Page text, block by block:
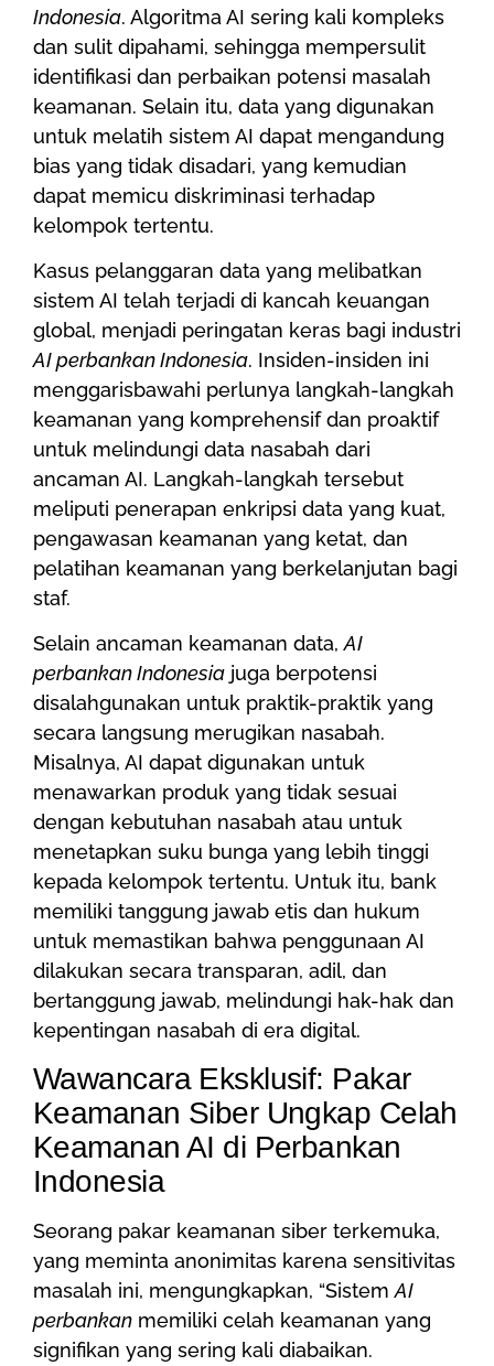
Indonesia. Algoritma AI sering kali kompleks
dan sulit dipahami, sehingga mempersulit
identifikasi dan perbaikan potensi masalah
keamanan. Selain itu, data yang digunakan
untuk melatih sistem AI dapat mengandung
bias yang tidak disadari, yang kemudian
dapat memicu diskriminasi terhadap
kelompok tertentu.
Kasus pelanggaran data yang melibatkan
sistem AI telah terjadi di kancah keuangan
global, menjadi peringatan keras bagi industri
AI perbankan Indonesia. Insiden-insiden ini
menggarisbawahi perlunya langkah-langkah
keamanan yang komprehensif dan proaktif
untuk melindungi data nasabah dari
ancaman AI. Langkah-langkah tersebut
meliputi penerapan enkripsi data yang kuat,
pengawasan keamanan yang ketat, dan
pelatihan keamanan yang berkelanjutan bagi
staf.
Selain ancaman keamanan data,AI
perbankan Indonesia juga berpotensi
disalahgunakan untuk praktik-praktik yang
secara langsung merugikan nasabah.
Misalnya, AI dapat digunakan untuk
menawarkan produk yang tidak sesuai
dengan kebutuhan nasabah atau untuk
menetapkan suku bunga yang lebih tinggi
kepada kelompok tertentu. Untuk itu, bank
memiliki tanggung jawab etis dan hukum
untuk memastikan bahwa penggunaan AI
dilakukan secara transparan, adil, dan
bertanggung jawab, melindungi hak-hak dan
kepentingan nasabah di era digital.
Wawancara Eksklusif: Pakar
Keamanan Siber Ungkap Celah
Keamanan AI di Perbankan
Indonesia
Seorang pakar keamanan siber terkemuka,
yang meminta anonimitas karena sensitivitas
masalah ini, mengungkapkan, “SistemAI
perbankan memiliki celah keamanan yang
signifikan yang sering kali diabaikan.